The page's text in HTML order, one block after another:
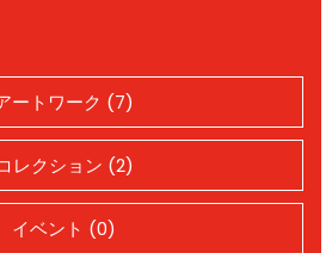
ートワーク (7)
レクション (2)
イベント (0)